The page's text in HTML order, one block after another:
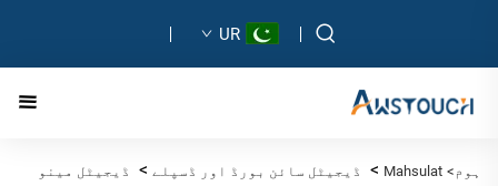
UR
ہوم> Mahsulat
> ڈیجیٹل سائن بورڈ اور ڈسپلے >
ڈیجیٹل مینو